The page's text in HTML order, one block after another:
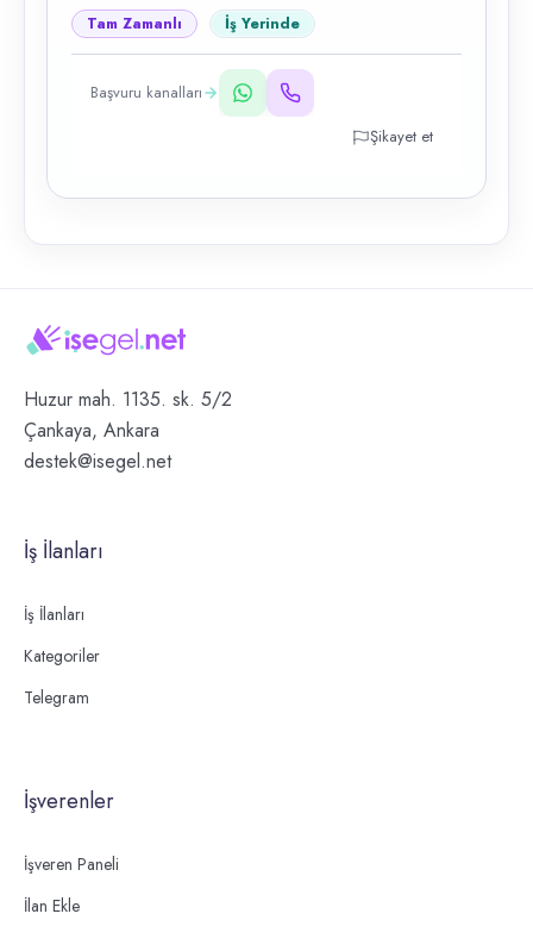
Tam Zamanlı İş Yerinde
Başvuru kanalları
Şikayet et
Huzur mah. 1135. sk. 5/2
Çankaya, Ankara
destek@isegel.net
İş İlanları
İş İlanları
Kategoriler
Telegram
İşverenler
İşveren Paneli
İlan Ekle